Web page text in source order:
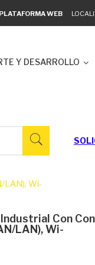
WEB
Y DESARROLLO
LAN), Wi-
Con
LAN), Wi-